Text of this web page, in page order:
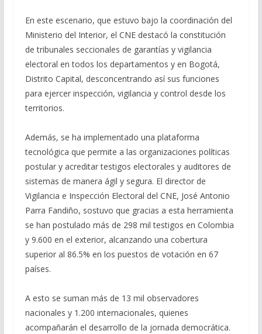
En este escenario, que estuvo bajo la coordinación del
Ministerio del Interior, el CNE destacó la constitución
de tribunales seccionales de garantías y vigilancia
electoral en todos los departamentos y en Bogotá,
Distrito Capital, desconcentrando así sus funciones
para ejercer inspección, vigilancia y control desde los
territorios.
Además, se ha implementado una plataforma
tecnológica que permite a las organizaciones políticas
postular y acreditar testigos electorales y auditores de
sistemas de manera ágil y segura. El director de
Vigilancia e Inspección Electoral del CNE, José Antonio
Parra Fandiño, sostuvo que gracias a esta herramienta
se han postulado más de 298 mil testigos en Colombia
y 9.600 en el exterior, alcanzando una cobertura
superior al 86.5% en los puestos de votación en 67
países.
A esto se suman más de 13 mil observadores
nacionales y 1.200 internacionales, quienes
acompañarán el desarrollo de la jornada democrática.